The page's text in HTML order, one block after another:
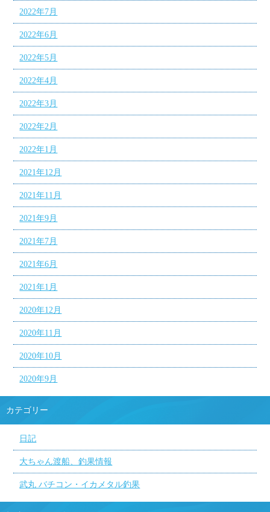
2022年7月
2022年6月
2022年5月
2022年4月
2022年3月
2022年2月
2022年1月
2021年12月
2021年11月
2021年9月
2021年7月
2021年6月
2021年1月
2020年12月
2020年11月
2020年10月
2020年9月
カテゴリー
日記
大ちゃん渡船、釣果情報
武丸 バチコン・イカメタル釣果